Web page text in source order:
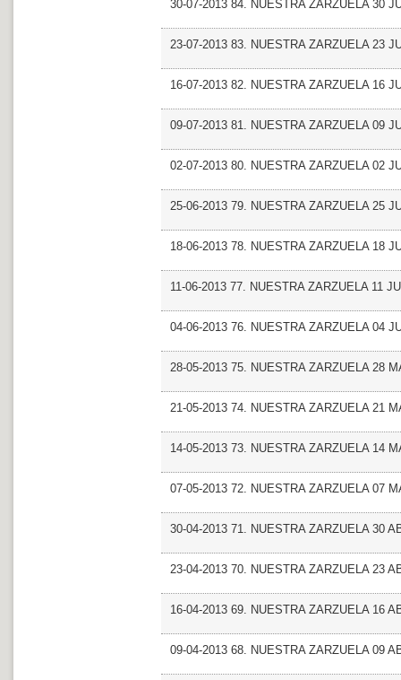
30-07-2013 84. NUESTRA ZARZUELA 30
23-07-2013 83. NUESTRA ZARZUELA 23
16-07-2013 82. NUESTRA ZARZUELA 16
09-07-2013 81. NUESTRA ZARZUELA 09
02-07-2013 80. NUESTRA ZARZUELA 02
25-06-2013 79. NUESTRA ZARZUELA 25
18-06-2013 78. NUESTRA ZARZUELA 18
11-06-2013 77. NUESTRA ZARZUELA 11
04-06-2013 76. NUESTRA ZARZUELA 04
28-05-2013 75. NUESTRA ZARZUELA 28
21-05-2013 74. NUESTRA ZARZUELA 21
14-05-2013 73. NUESTRA ZARZUELA 14
07-05-2013 72. NUESTRA ZARZUELA 07
30-04-2013 71. NUESTRA ZARZUELA 30
23-04-2013 70. NUESTRA ZARZUELA 23
16-04-2013 69. NUESTRA ZARZUELA 16
09-04-2013 68. NUESTRA ZARZUELA 09